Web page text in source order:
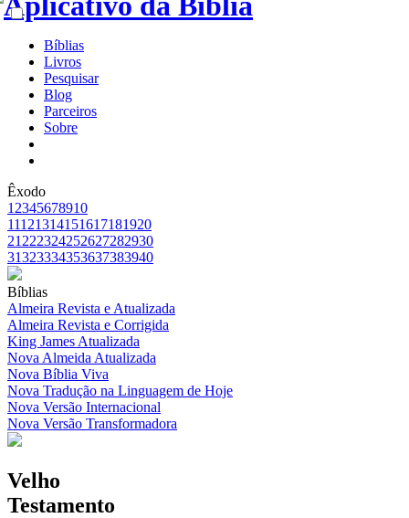
Bíblias
Livros
Pesquisar
Blog
Parceiros
Sobre
Êxodo
1 2345678910
11121314151617181920
21 222324252627282930
31323334353637383940
Bíblias
Almeira Revista e Atualizada
Almeira Revista e Corrigida
King James Atualizada
Nova Almeida Atualizada
Nova Bíblia Viva
Nova Tradução na Linguagem de Hoje
Nova Versão Internacional
Nova Versão Transformadora
Velho
Testamento